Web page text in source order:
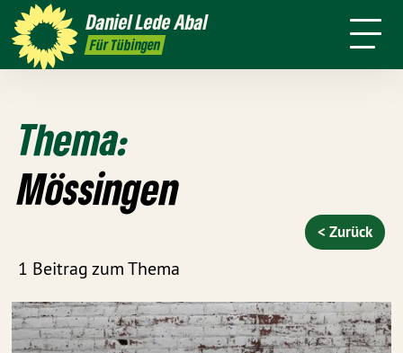
DanielLede Abal
Für Tübingen
Presse Pressebilder Kontakt
mich
Thema:
Mössingen
1 Beitrag zum Thema
< Zurück